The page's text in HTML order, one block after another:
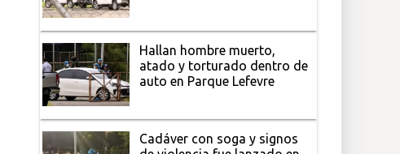
Hallan hombre muerto,
atado y torturado dentro de
auto en Parque Lefevre
Cadáver con soga y signos